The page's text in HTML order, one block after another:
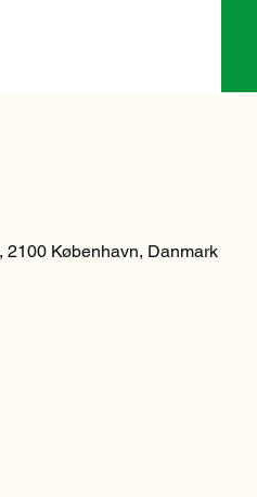
København, Danmark